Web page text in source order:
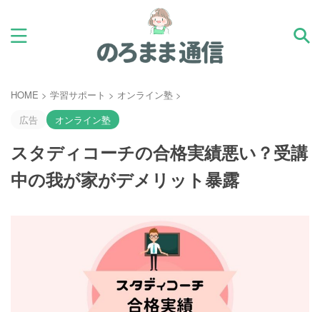
HOME > 学習サポート > オンライン塾 >
広告
オンライン塾
スタディコーチの合格実績悪い？受講
中の我が家がデメリット暴露